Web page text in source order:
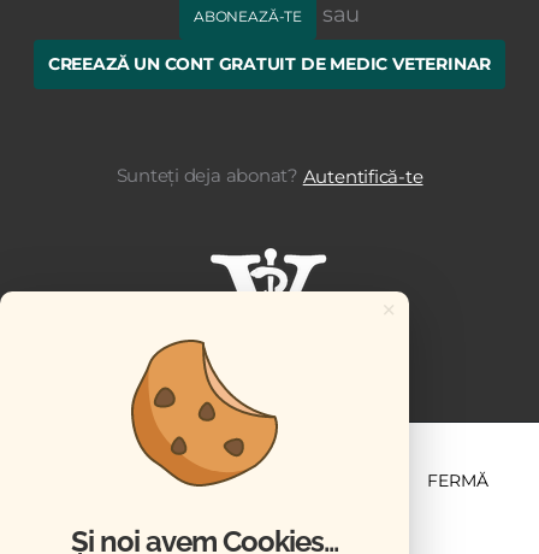
ABONEAZĂ-TE sau
CREEAZĂ UN CONT GRATUIT DE MEDIC VETERINAR
Sunteți deja abonat? Autentifică-te
ȘTIINȚĂ ȘI PRACTICĂ FERMĂ
×
Și noi avem Cookies...